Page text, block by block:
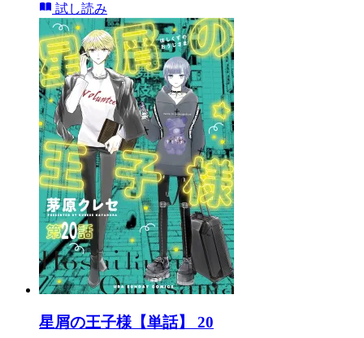
試し読み
星屑の王子様【単話】 20